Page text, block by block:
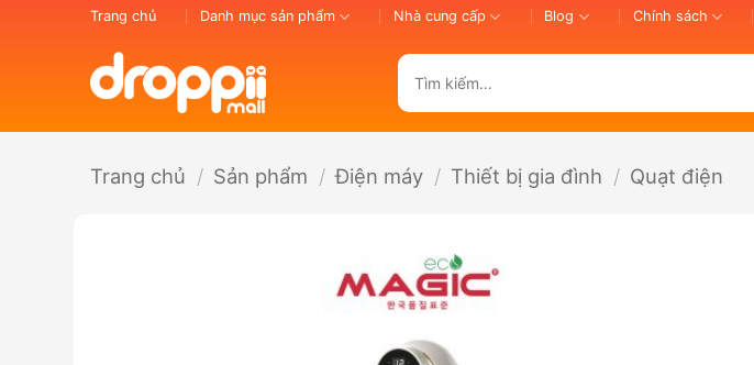
Trang chủ Danh mục sản phẩm Nhà cung cấp Blog Chính sách
kiếm:
Trang chủ / Sản phẩm / Điện máy / Thiết bị gia đình / Quạt điện